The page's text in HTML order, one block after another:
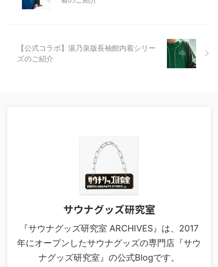
【公式コラボ】湯乃泉版長袖館内着シリー
ズのご紹介
サウナグッズ研究室
『サウナグッズ研究室 ARCHIVES』は、2017
年にオープンしたサウナグッズの専門店『サウ
ナグッズ研究室』の公式Blogです。